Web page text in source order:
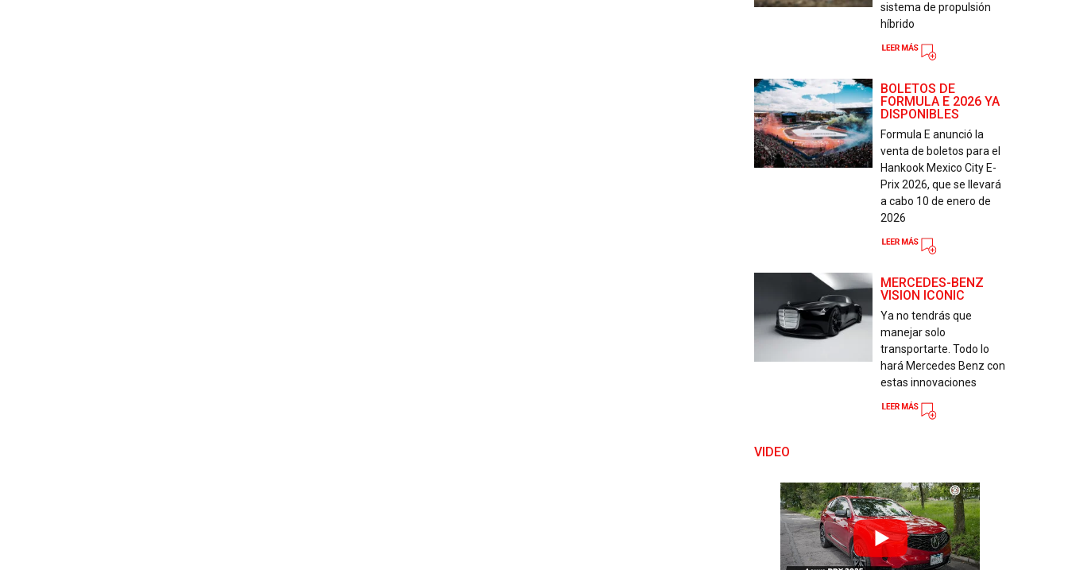
sistema de propulsión
híbrido
BOLETOS DE
FORMULA E 2026 YA
DISPONIBLES
Formula E anunció la
venta de boletos para el
Hankook Mexico City E-
Prix 2026, que se llevará
a cabo 10 de enero de
2026
MERCEDES-BENZ
VISION ICONIC
Ya no tendrás que
manejar solo
transportarte. Todo lo
hará Mercedes Benz con
estas innovaciones
VIDEO